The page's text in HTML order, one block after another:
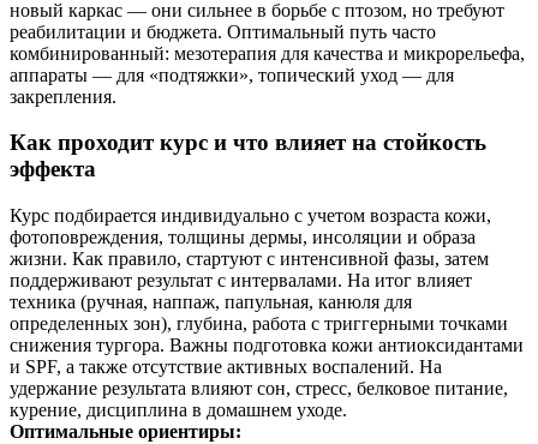
новый каркас — они сильнее в борьбе с птозом, но требуют
реабилитации и бюджета. Оптимальный путь часто
комбинированный: мезотерапия для качества и микрорельефа,
аппараты — для «подтяжки», топический уход — для
закрепления.
Как проходит курс и что влияет на стойкость
эффекта
Курс подбирается индивидуально с учетом возраста кожи,
фотоповреждения, толщины дермы, инсоляции и образа
жизни. Как правило, стартуют с интенсивной фазы, затем
поддерживают результат с интервалами. На итог влияет
техника (ручная, наппаж, папульная, канюля для
определенных зон), глубина, работа с триггерными точками
снижения тургора. Важны подготовка кожи антиоксидантами
и SPF, а также отсутствие активных воспалений. На
удержание результата влияют сон, стресс, белковое питание,
курение, дисциплина в домашнем уходе.
Оптимальные ориентиры: